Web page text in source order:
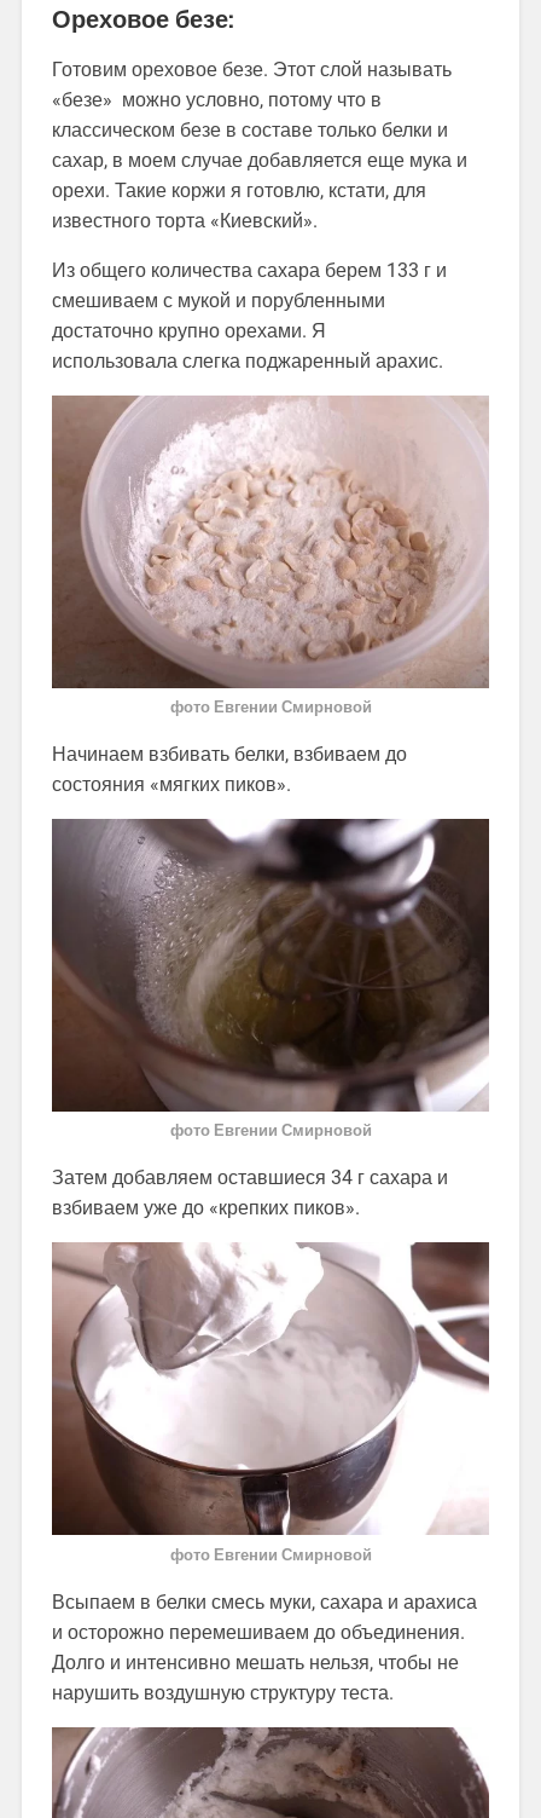
Ореховое безе:
Готовим ореховое безе. Этот слой называть
«безе» можно условно, потому что в
классическом безе в составе только белки и
сахар, в моем случае добавляется еще мука и
орехи. Такие коржи я готовлю, кстати, для
известного торта «Киевский».
Из общего количества сахара берем 133 г и
смешиваем с мукой и порубленными
достаточно крупно орехами. Я
использовала слегка поджаренный арахис.
фото Евгении Смирновой
Начинаем взбивать белки, взбиваем до
состояния «мягких пиков».
фото Евгении Смирновой
Затем добавляем оставшиеся 34 г сахара и
взбиваем уже до «крепких пиков».
фото Евгении Смирновой
Всыпаем в белки смесь муки, сахара и арахиса
и осторожно перемешиваем до объединения.
Долго и интенсивно мешать нельзя, чтобы не
нарушить воздушную структуру теста.